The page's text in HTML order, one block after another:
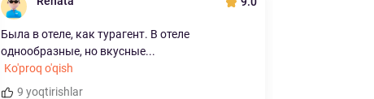
Была в отеле, как турагент. В отеле
однообразные, но вкусные...
Ko'proq o'qish
9 yoqtirishlar